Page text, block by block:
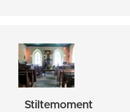
Stiltemoment